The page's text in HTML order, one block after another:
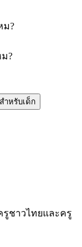
ม?
ม?
สำหรับเด็ก
ชาวไทยและครู